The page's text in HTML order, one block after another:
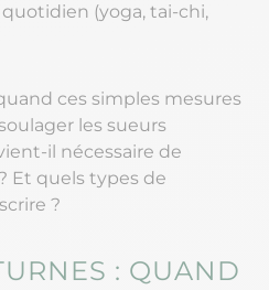
(yoga, tai-chi,
ces simples mesures
les sueurs
il nécessaire de
Et quels types de
?
: QUAND